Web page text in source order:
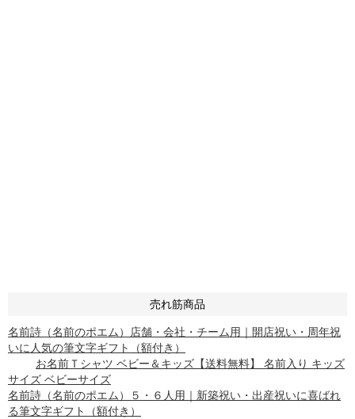
売れ筋商品
名前詩（名前のポエム）店舗・会社・チーム用｜開店祝い・周年祝
いに人気の筆文字ギフト（額付き）
お名前Ｔシャツ ベビー＆キッズ【送料無料】 名前入り キッズ
サイズ ベビーサイズ
名前詩（名前のポエム）５・６人用｜新築祝い・出産祝いに喜ばれ
る筆文字ギフト（額付き）